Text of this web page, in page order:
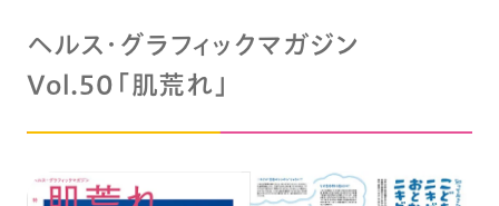
ヘルス・グラフィックマガジン
Vol.50「肌荒れ」